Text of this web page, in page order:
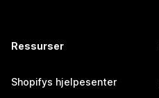
Ressurser
Shopifys hjelpesenter